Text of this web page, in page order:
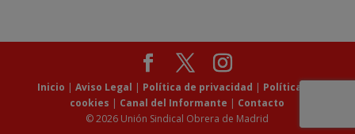
Inicio |Aviso Legal Política de privacidad
Política de
cookies
Canal del Informante
Contacto
© 2026 Unión Sindical Obrera de Madrid